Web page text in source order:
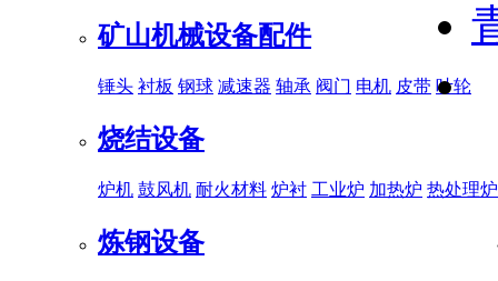
矿山机械设备配件
锤头 衬板 钢球 减速器 轴承 阀门 电机 皮带 叶轮
烧结设备
炉机 鼓风机 耐火材料 炉衬 工业炉 加热炉 热处理炉
炼钢设备